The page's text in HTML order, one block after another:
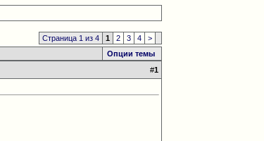
Страница 1 из 4 1 2 3 4
>
Опции темы
#1